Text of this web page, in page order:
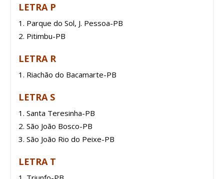
LETRA P
Parque do Sol, J. Pessoa-PB
Pitimbu-PB
LETRA R
Riachão do Bacamarte-PB
LETRA S
Santa Teresinha-PB
São João Bosco-PB
São João Rio do Peixe-PB
LETRA T